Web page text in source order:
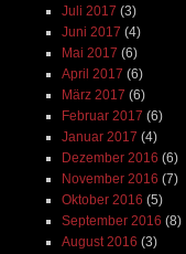
Juli 2017 (3)
Juni 2017 (4)
Mai 2017 (6)
April 2017 (6)
März 2017 (6)
Februar 2017 (6)
Januar 2017 (4)
Dezember 2016 (6)
November 2016 (7)
Oktober 2016 (5)
September 2016 (8)
August 2016 (3)